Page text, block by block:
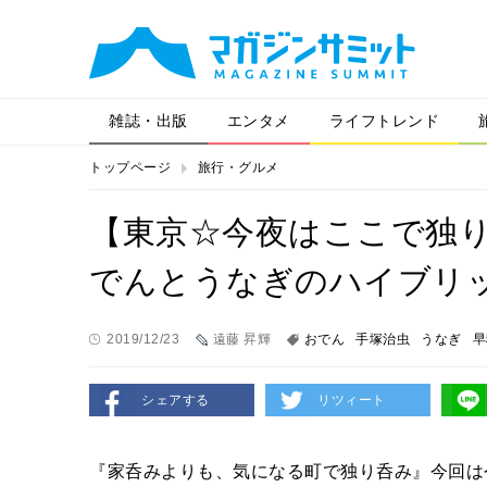
雑誌・出版 エンタメ ライフトレンド
トップページ 旅行・グルメ
【東京☆今夜はここで独
でんとうなぎのハイブリ
2019/12/23 遠藤 昇輝 おでん 手塚治虫 うなぎ
シェアする リツィート
『家呑みよりも、気になる町で独り呑み』今回